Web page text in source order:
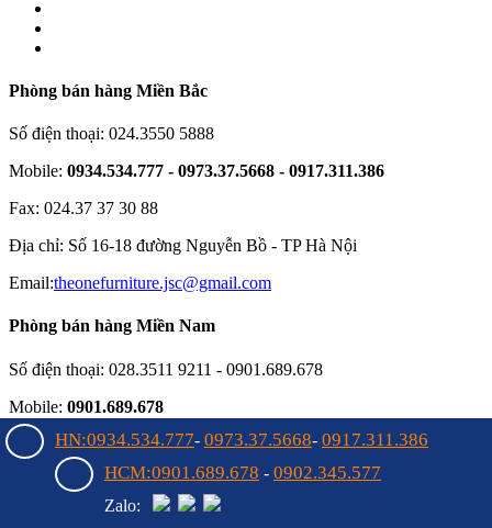
Phòng bán hàng Miền Bắc
Số điện thoại: 024.3550 5888
Mobile: 0934.534.777 - 0973.37.5668 - 0917.311.386
Fax: 024.37 37 30 88
Địa chỉ: Số 16-18 đường Nguyễn Bồ - TP Hà Nội
Email:theonefurniture.jsc@gmail.com
Phòng bán hàng Miền Nam
Số điện thoại: 028.3511 9211 - 0901.689.678
Mobile: 0901.689.678
Fax: 028.38997105
Địa chỉ: 55 Bạch Đằng, Phường 15, Q. Bình Thạnh, HCM
HN:0934.534.777- 0973.37.5668- 0917.311.386
HCM:0901.689.678 - 0902.345.577
Zalo: